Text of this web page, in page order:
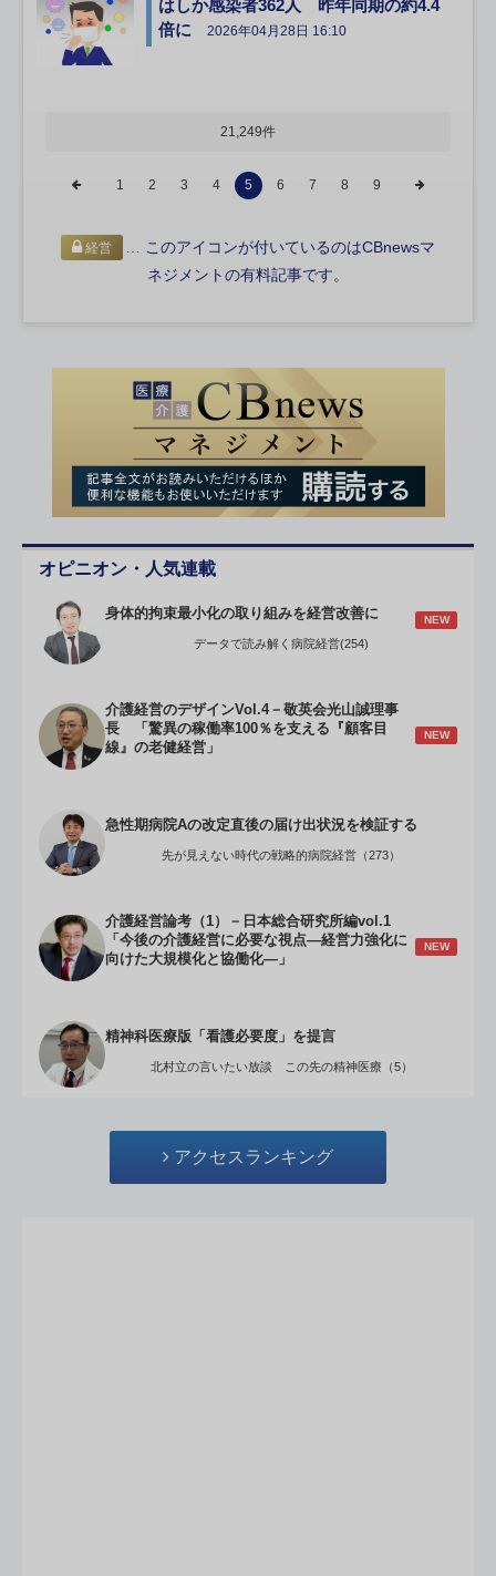
はしか感染者362人 昨年同期の約4.4
倍に
2026年04月28日 16:10
21,249件
1 2 3 4 5 6 7 8 9
経営
… このアイコンが付いているのはCBnewsマ
ネジメントの有料記事です。
オピニオン・人気連載
身体的拘束最小化の取り組みを経営改善に NEW
データで読み解く病院経営(254)
介護経営のデザインVol.4－敬英会光山誠理事
長 「驚異の稼働率100％を支える『顧客目
線』の老健経営」
NEW
急性期病院Aの改定直後の届け出状況を検証する
先が見えない時代の戦略的病院経営（273）
介護経営論考（1）－日本総合研究所編vol.1
「今後の介護経営に必要な視点―経営力強化に
向けた大規模化と協働化―」
NEW
精神科医療版「看護必要度」を提言
北村立の言いたい放談 この先の精神医療（5）
アクセスランキング